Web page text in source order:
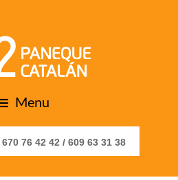
Menu
670 76 42 42 / 609 63 31 38